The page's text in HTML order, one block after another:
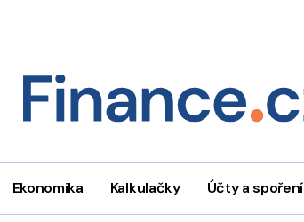
Ekonomika Kalkulačky Účty a spoření